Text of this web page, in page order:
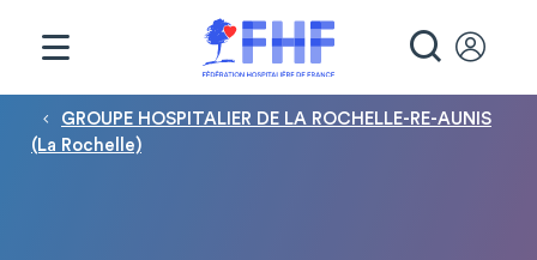
Fil d'Ariane
GROUPE HOSPITALIER DE LA ROCHELLE-RE-AUNIS
(La Rochelle)
Panneau de gestion des cookies